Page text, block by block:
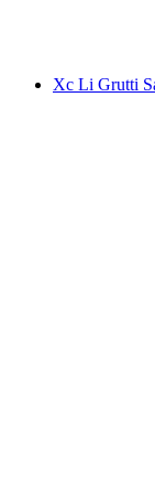
Xc Li Grutti